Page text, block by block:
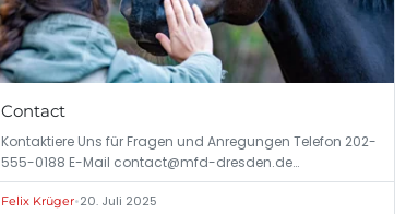
Contact
Kontaktiere Uns für Fragen und Anregungen Telefon 202-
555-0188 E-Mail contact@mfd-dresden.de…
Felix Krüger•20. Juli 2025